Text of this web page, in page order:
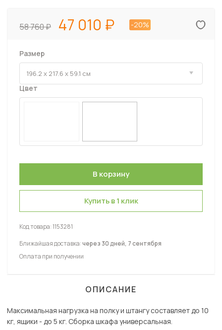
58 760 47 010 -20%
Размер
Цвет
Купить в 1 клик
Код товара:1153281
Ближайшая доставка:через 30 дней, 7 сентября
Оплата при получении
ОПИСАНИЕ
Максимальная нагрузка на полку и штангу составляет до 10
кг, ящики - до 5 кг. Сборка шкафа универсальная.